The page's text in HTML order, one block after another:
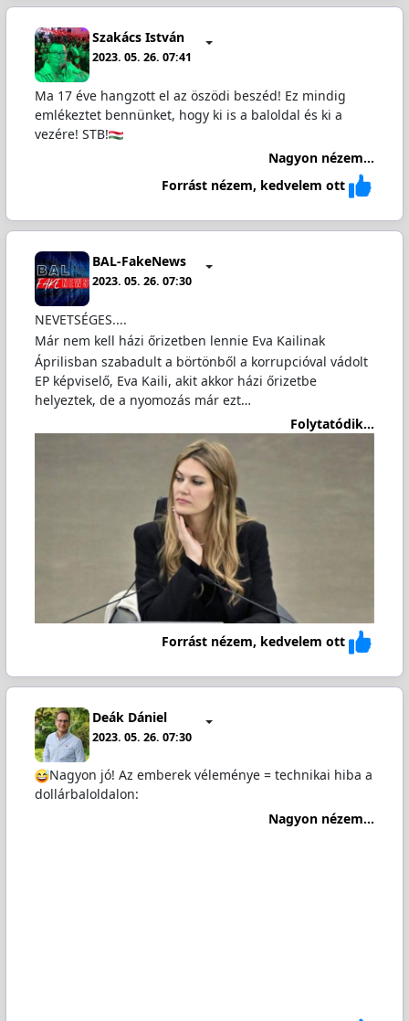
Szakács István
2023. 05. 26. 07:41
Ma 17 éve hangzott el az öszödi beszéd! Ez mindig
emlékeztet bennünket, hogy ki is a baloldal és ki a
vezére! STB!
Nagyon nézem...
Forrást nézem, kedvelem ott
BAL-FakeNews
2023. 05. 26. 07:30
NEVETSÉGES....
Már nem kell házi őrizetben lennie Eva Kailinak
Áprilisban szabadult a börtönből a korrupcióval vádolt
EP képviselő, Eva Kaili, akit akkor házi őrizetbe
helyeztek, de a nyomozás már ezt…
Folytatódik...
Forrást nézem, kedvelem ott
Deák Dániel
2023. 05. 26. 07:30
Nagyon jó! Az emberek véleménye = technikai hiba a
dollárbaloldalon:
Nagyon nézem...